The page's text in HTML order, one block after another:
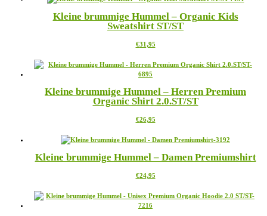
Produktseite
gewählt
Varianten
auf.
Optionen
auf
gewählt
werden
Kleine brummige Hummel – Organic Kids
Sweatshirt ST/ST
€31,95Dieses
weist
auf.
Die
können
der
gewählt
Kleine brummige Hummel – Herren Premium
Organic Shirt 2.0.ST/ST
€26,95Dieses
weist
Varianten
Die
können
Kleine brummige Hummel – Damen Premiumshirt
€24,95Dieses
weist